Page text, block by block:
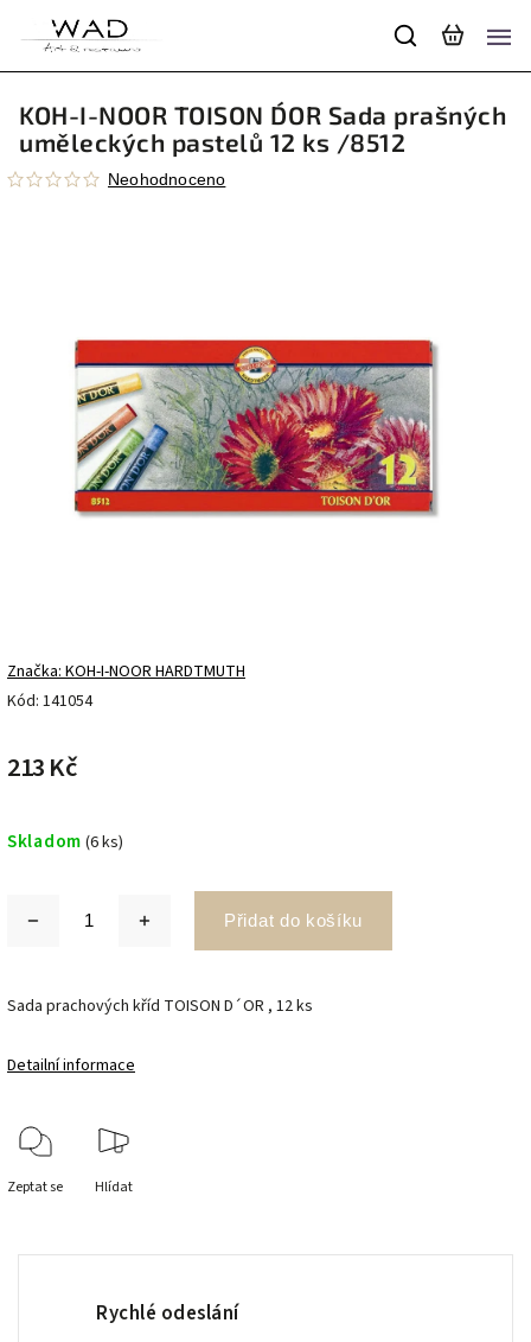
KOH-I-NOOR TOISON D´OR Sada prašných
uměleckých pastelů 12 ks /8512
Neohodnoceno
Kód: 141054
Značka:KOH-I-NOOR HARDTMUTH
213 Kč
Skladom (6 ks)
Přidat do košíku
Sada prachových kříd TOISON D´OR , 12 ks
Detailní informace
Zeptat se Hlídat
Rychlé odeslání